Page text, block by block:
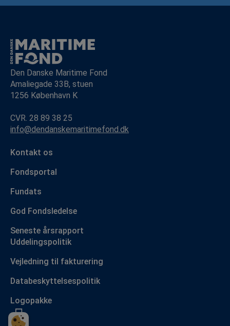
Den Danske Maritime Fond
Amaliegade 33B, stuen
1256 København K
CVR. 28 89 38 25
info@dendanskemaritimefond.dk
Kontakt os
Fondsportal
Fundats
God Fondsledelse
Seneste årsrapport
Uddelingspolitik
Vejledning til fakturering
Databeskyttelsespolitik
Logopakke